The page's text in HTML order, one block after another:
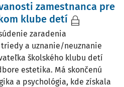
zamestnanca pre
klube detí
zaradenia
a uznanie/neuznanie
školského klubu detí
estetika. Má skončenú
a psychológia, kde získala